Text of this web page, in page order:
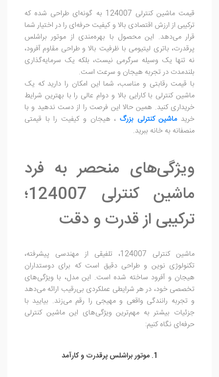
قیمت ماشین کنترلی 124007 به گونه‌ای طراحی شده که
ترکیبی از ارزش اقتصادی بالا و کیفیت حرفه‌ای را در اختیار شما
قرار می‌دهد. این محصول با بهره‌مندی از موتور براشلس
پرقدرت، باتری لیتیومی با ظرفیت بالا و طراحی مقاوم آفرود،
نه تنها یک وسیله سرگرمی نیست، بلکه یک سرمایه‌گذاری
بلندمدت در تجربه هیجان و سرعت است.
با قیمت رقابتی و مناسب، شما این امکان را دارید که یک
ماشین کنترلی با کارایی بالا و دوام عالی را با بهترین شرایط
خریداری کنید. همین حالا این فرصت را از دست ندهید و با
خریدماشین کنترلی بزرگ ، هیجان و کیفیت را با قیمتی
منصفانه به خانه ببرید.
ویژگی‌های منحصر به فرد
ماشین کنترلی 124007؛
ترکیبی از قدرت و دقت
ماشین کنترلی 124007، تلفیقی از مهندسی پیشرفته،
تکنولوژی نوین و طراحی دقیق است که برای دوستداران
هیجان و آفرود ساخته شده است. این مدل، با ویژگی‌های
تخصصی خود، در هر شرایطی عملکردی بی‌رقیب ارائه می‌دهد
و تجربه رانندگی واقعی و مهیجی را رقم می‌زند. بیایید با
جزئیات بیشتر به مهم‌ترین ویژگی‌های این ماشین کنترلی
حرفه‌ای نگاه کنیم:
1. موتور براشلس پرقدرت و کارآمد